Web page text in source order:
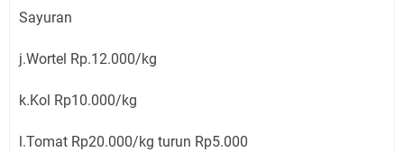
Sayuran
j.Wortel Rp.12.000/kg
k.Kol Rp10.000/kg
l.Tomat Rp20.000/kg turun Rp5.000